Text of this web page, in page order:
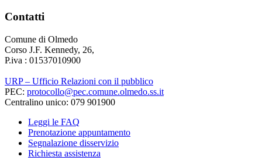
Contatti
Comune di Olmedo
Corso J.F. Kennedy, 26,
P.iva : 01537010900
URP – Ufficio Relazioni con il pubblico
PEC: protocollo@pec.comune.olmedo.ss.it
Centralino unico: 079 901900
Leggi le FAQ
Prenotazione appuntamento
Segnalazione disservizio
Richiesta assistenza